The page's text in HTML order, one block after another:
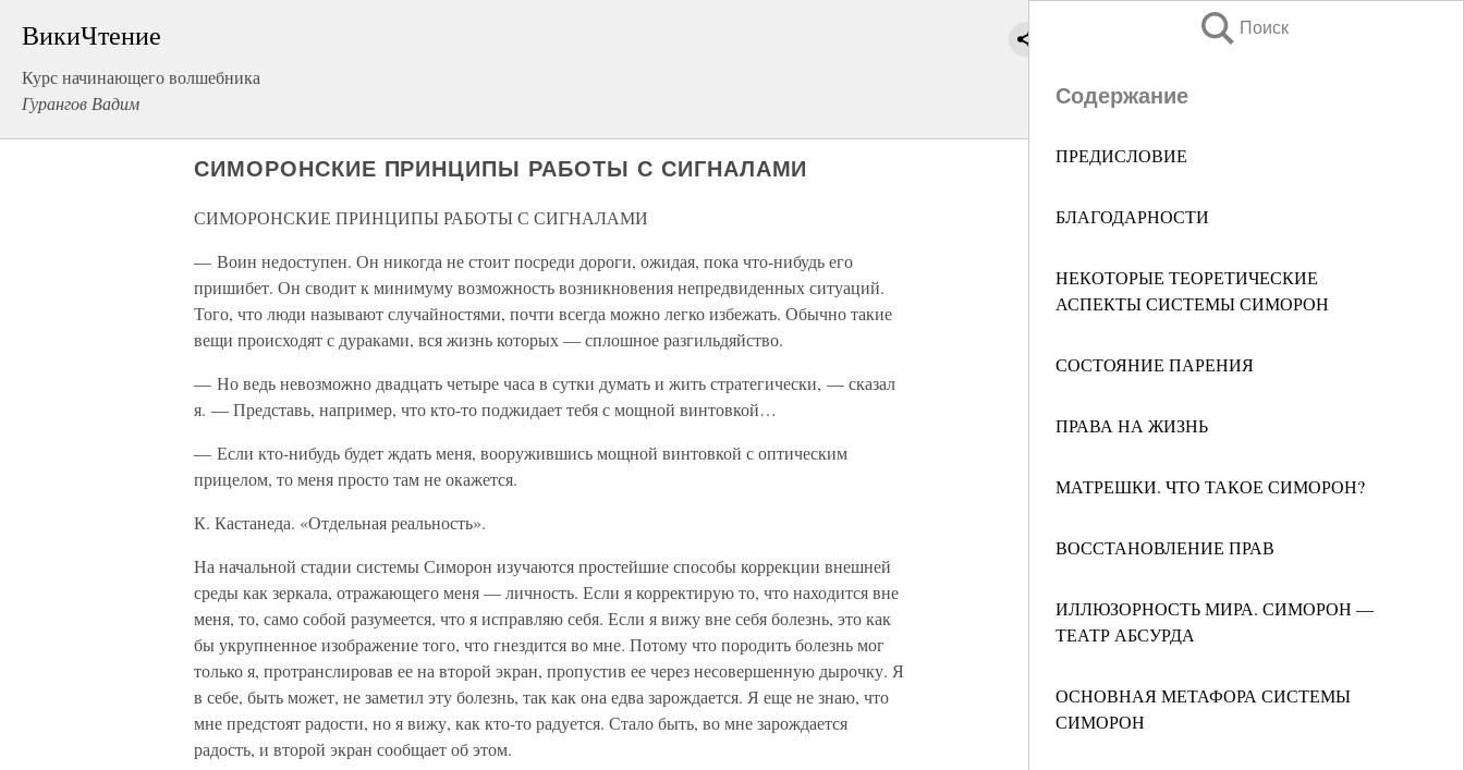
ВикиЧтение
Курс начинающего волшебника
Гурангов Вадим
Поиск
Содержание
ПРЕДИСЛОВИЕ
БЛАГОДАРНОСТИ
НЕКОТОРЫЕ ТЕОРЕТИЧЕСКИЕ
АСПЕКТЫ СИСТЕМЫ СИМОРОН
СОСТОЯНИЕ ПАРЕНИЯ
ПРАВА НА ЖИЗНЬ
МАТРЕШКИ. ЧТО ТАКОЕ СИМОРОН?
ВОССТАНОВЛЕНИЕ ПРАВ
ИЛЛЮЗОРНОСТЬ МИРА. СИМОРОН —
ТЕАТР АБСУРДА
ОСНОВНАЯ МЕТАФОРА СИСТЕМЫ
СИМОРОН
СИМОРОНСКИЕ ПРИНЦИПЫ РАБОТЫ С СИГНАЛАМИ
СИМОРОНСКИЕ ПРИНЦИПЫ РАБОТЫ С СИГНАЛАМИ
— Воин недоступен. Он никогда не стоит посреди дороги, ожидая, пока что-нибудь его
пришибет. Он сводит к минимуму возможность возникновения непредвиденных ситуаций.
Того, что люди называют случайностями, почти всегда можно легко избежать. Обычно такие
вещи происходят с дураками, вся жизнь которых — сплошное разгильдяйство.
— Но ведь невозможно двадцать четыре часа в сутки думать и жить стратегически, — сказал
я. — Представь, например, что кто-то поджидает тебя с мощной винтовкой…
— Если кто-нибудь будет ждать меня, вооружившись мощной винтовкой с оптическим
прицелом, то меня просто там не окажется.
К. Кастанеда. «Отдельная реальность».
На начальной стадии системы Симорон изучаются простейшие способы коррекции внешней
среды как зеркала, отражающего меня — личность. Если я корректирую то, что находится вне
меня, то, само собой разумеется, что я исправляю себя. Если я вижу вне себя болезнь, это как
бы укрупненное изображение того, что гнездится во мне. Потому что породить болезнь мог
только я, протранслировав ее на второй экран, пропустив ее через несовершенную дырочку. Я
в себе, быть может, не заметил эту болезнь, так как она едва зарождается. Я еще не знаю, что
мне предстоят радости, но я вижу, как кто-то радуется. Стало быть, во мне зарождается
радость, и второй экран сообщает об этом.